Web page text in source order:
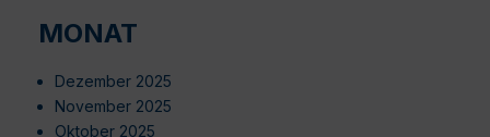
MONAT
Dezember 2025
November 2025
Oktober 2025